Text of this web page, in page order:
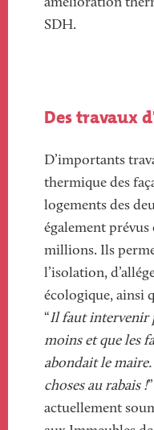
amélioration
SDH.
Des travaux
D’importants
thermique des
logements des
également prévus
millions. Ils
l’isolation,
écologique, ainsi
“Il faut intervenir
moins et que les
abondait le
choses au rabais !
actuellement